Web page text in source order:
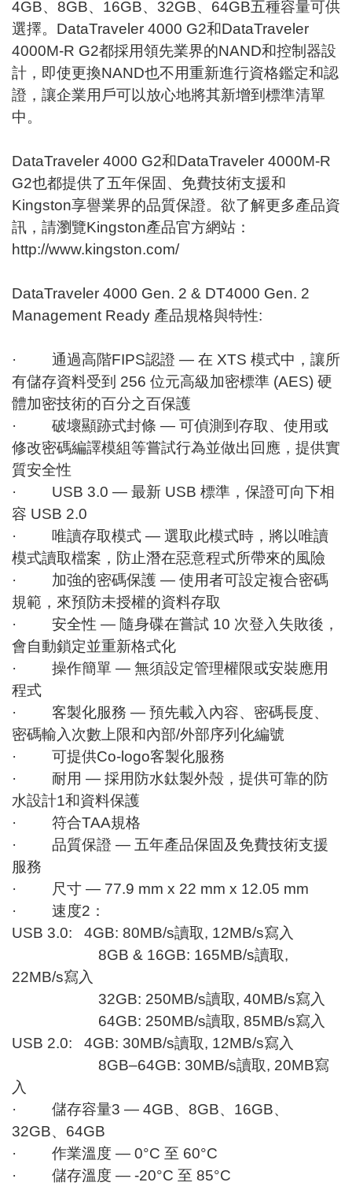
4GB、8GB、16GB、32GB、64GB五種容量可供
選擇。DataTraveler 4000 G2和DataTraveler
4000M-R G2都採用領先業界的NAND和控制器設
計，即使更換NAND也不用重新進行資格鑑定和認
證，讓企業用戶可以放心地將其新增到標準清單
中。
DataTraveler 4000 G2和DataTraveler 4000M-R
G2也都提供了五年保固、免費技術支援和
Kingston享譽業界的品質保證。欲了解更多產品資
訊，請瀏覽Kingston產品官方網站：
http://www.kingston.com/
DataTraveler 4000 Gen. 2 & DT4000 Gen. 2
Management Ready 產品規格與特性:
· 通過高階FIPS認證 — 在 XTS 模式中，讓所
有儲存資料受到 256 位元高級加密標準 (AES) 硬
體加密技術的百分之百保護
· 破壞顯跡式封條 — 可偵測到存取、使用或
修改密碼編譯模組等嘗試行為並做出回應，提供實
質安全性
· USB 3.0 — 最新 USB 標準，保證可向下相
容 USB 2.0
· 唯讀存取模式 — 選取此模式時，將以唯讀
模式讀取檔案，防止潛在惡意程式所帶來的風險
· 加強的密碼保護 — 使用者可設定複合密碼
規範，來預防未授權的資料存取
· 安全性 — 隨身碟在嘗試 10 次登入失敗後，
會自動鎖定並重新格式化
· 操作簡單 — 無須設定管理權限或安裝應用
程式
· 客製化服務 — 預先載入內容、密碼長度、
密碼輸入次數上限和內部/外部序列化編號
· 可提供Co-logo客製化服務
· 耐用 — 採用防水鈦製外殼，提供可靠的防
水設計1和資料保護
· 符合TAA規格
· 品質保證 — 五年產品保固及免費技術支援
服務
· 尺寸 — 77.9 mm x 22 mm x 12.05 mm
· 速度2：
USB 3.0: 4GB: 80MB/s讀取, 12MB/s寫入
8GB & 16GB: 165MB/s讀取,
22MB/s寫入
32GB: 250MB/s讀取, 40MB/s寫入
64GB: 250MB/s讀取, 85MB/s寫入
USB 2.0: 4GB: 30MB/s讀取, 12MB/s寫入
8GB–64GB: 30MB/s讀取, 20MB寫
入
· 儲存容量3 — 4GB、8GB、16GB、
32GB、64GB
· 作業溫度 — 0°C 至 60°C
· 儲存溫度 — -20°C 至 85°C